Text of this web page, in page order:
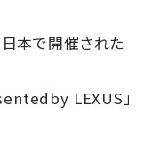
日本で開催された
LEXUS」